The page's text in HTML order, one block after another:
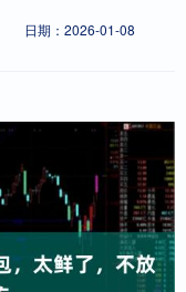
日期：2026-01-08